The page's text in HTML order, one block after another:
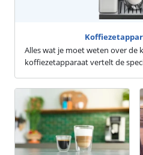
Alles wat je moet weten over de
koffiezetapparaat vertelt de